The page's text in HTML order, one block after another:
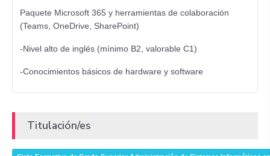
Paquete Microsoft 365 y herramientas de colaboración
(Teams, OneDrive, SharePoint)
-Nivel alto de inglés (mínimo B2, valorable C1)
-Conocimientos básicos de hardware y software
Titulación/es